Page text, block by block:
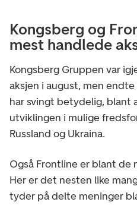
Kongsberg og
mest handlede
Kongsberg Gruppen var
aksjen i august, men
har svingt betydelig, blant
utviklingen i mulige
Russland og Ukraina.
Også Frontline er blant de
Her er det nesten like
tyder på delte meninger